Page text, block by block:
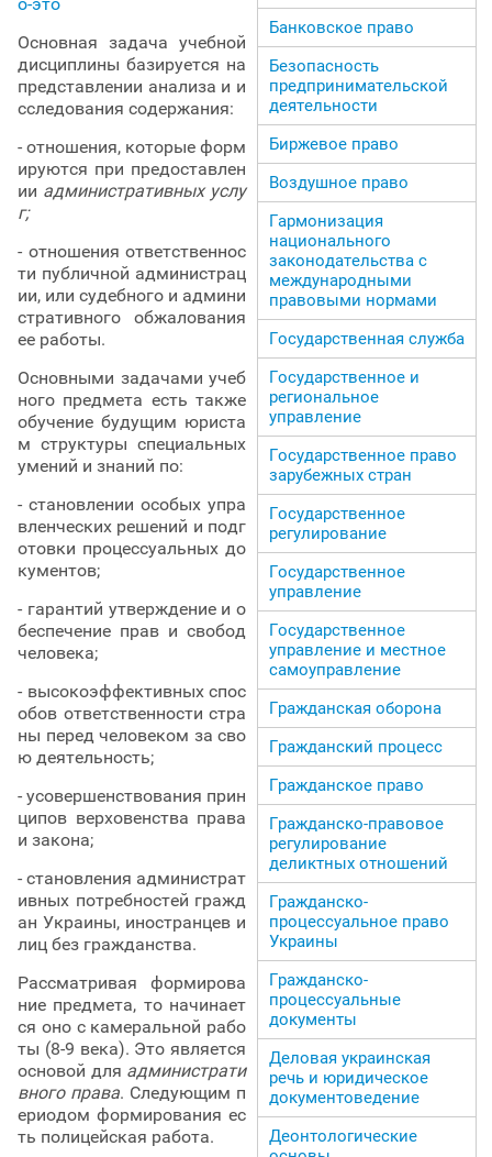
Основная задача учебной
дисциплины базируется на
представлении анализа и и
сследования содержания:
- отношения, которые форм
ируются при предоставлен
ии административных услу
г;
- отношения ответственнос
ти публичной администрац
ии, или судебного и админи
стративного обжалования
ее работы.
Основными задачами учеб
ного предмета есть также
обучение будущим юриста
м структуры специальных
умений и знаний по:
- становлении особых упра
вленческих решений и подг
отовки процессуальных до
кументов;
- гарантий утверждение и о
беспечение прав и свобод
человека;
- высокоэффективных спос
обов ответственности стра
ны перед человеком за сво
ю деятельность;
- усовершенствования прин
ципов верховенства права
и закона;
- становления администрат
ивных потребностей гражд
ан Украины, иностранцев и
лиц без гражданства.
Рассматривая формирова
ние предмета, то начинает
ся оно с камеральной рабо
ты (8-9 века). Это является
основой для администрати
вного права. Следующим п
ериодом формирования ес
ть полицейская работа.
Банковское право
Безопасность
предпринимательской
деятельности
Биржевое право
Воздушное право
Гармонизация
национального
законодательства с
международными
правовыми нормами
Государственная служба
Государственное и
региональное
управление
Государственное право
зарубежных стран
Государственное
регулирование
Государственное
управление
Государственное
управление и местное
самоуправление
Гражданская оборона
Гражданский процесс
Гражданское право
Гражданско-правовое
регулирование
деликтных отношений
Гражданско-
процессуальное право
Украины
Гражданско-
процессуальные
документы
Деловая украинская
речь и юридическое
документоведение
Деонтологические